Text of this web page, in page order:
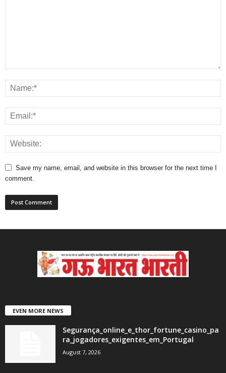
Save my name, email, and website in this browser for the next time I
comment.
EVEN MORE NEWS
Segurança_online_e_thor_fortune_casino_pa
ra_jogadores_exigentes_em_Portugal
August 7, 2026